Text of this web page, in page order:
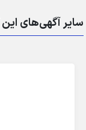
سایر آگهی‌های این